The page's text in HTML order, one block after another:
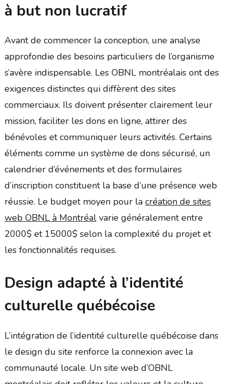
à but non lucratif
Avant de commencer la conception, une analyse
approfondie des besoins particuliers de l’organisme
s’avère indispensable. Les OBNL montréalais ont des
exigences distinctes qui diffèrent des sites
commerciaux. Ils doivent présenter clairement leur
mission, faciliter les dons en ligne, attirer des
bénévoles et communiquer leurs activités. Certains
éléments comme un système de dons sécurisé, un
calendrier d’événements et des formulaires
d’inscription constituent la base d’une présence web
réussie. Le budget moyen pour la création de sites
web OBNL à Montréalvarie généralement entre
2000$ et 15000$ selon la complexité du projet et
les fonctionnalités requises.
Design adapté à l’identité
culturelle québécoise
L’intégration de l’identité culturelle québécoise dans
le design du site renforce la connexion avec la
communauté locale. Un site web d’OBNL